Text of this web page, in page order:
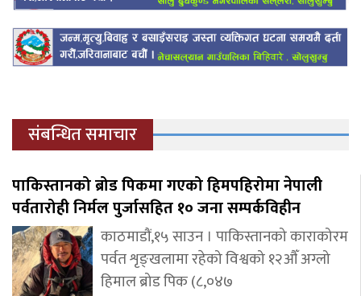
संबन्धित समाचार
पाकिस्तानको ब्रोड पिकमा गएको हिमपहिरोमा नेपाली
पर्वतारोही निर्मल पुर्जासहित १० जना सम्पर्कविहीन
काठमाडौं,१५ साउन । पाकिस्तानको काराकोरम
पर्वत शृङ्खलामा रहेको विश्वको १२औँ अग्लो
हिमाल ब्रोड पिक (८,०४७